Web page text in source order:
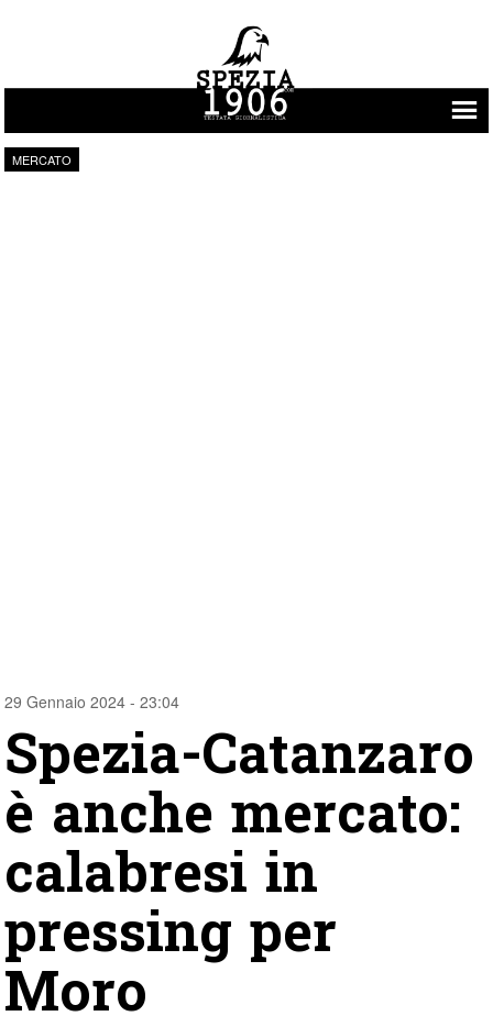
Vai al contenuto
MERCATO
29 Gennaio 2024 - 23:04
Spezia-Catanzaro
è anche mercato:
calabresi in
pressing per
Moro